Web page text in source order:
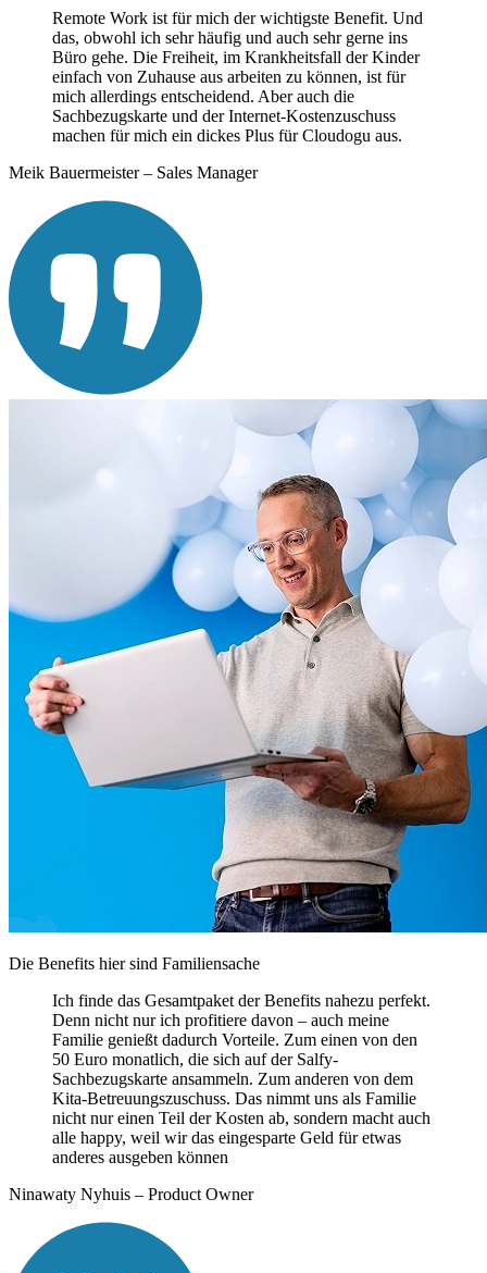
Remote Work ist für mich der wichtigste Benefit. Und
das, obwohl ich sehr häufig und auch sehr gerne ins
Büro gehe. Die Freiheit, im Krankheitsfall der Kinder
einfach von Zuhause aus arbeiten zu können, ist für
mich allerdings entscheidend. Aber auch die
Sachbezugskarte und der Internet-Kostenzuschuss
machen für mich ein dickes Plus für Cloudogu aus.
Meik Bauermeister – Sales Manager
Die Benefits hier sind Familiensache
Ich finde das Gesamtpaket der Benefits nahezu perfekt.
Denn nicht nur ich profitiere davon – auch meine
Familie genießt dadurch Vorteile. Zum einen von den
50 Euro monatlich, die sich auf der Salfy-
Sachbezugskarte ansammeln. Zum anderen von dem
Kita-Betreuungszuschuss. Das nimmt uns als Familie
nicht nur einen Teil der Kosten ab, sondern macht auch
alle happy, weil wir das eingesparte Geld für etwas
anderes ausgeben können
Ninawaty Nyhuis – Product Owner